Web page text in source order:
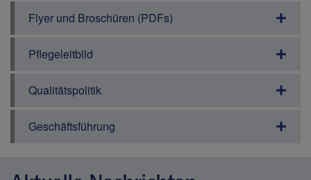
Flyer und Broschüren (PDFs)
Pflegeleitbild
Qualitätspolitik
Geschäftsführung